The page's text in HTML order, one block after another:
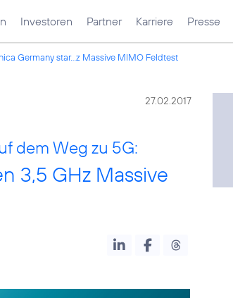
Investoren Partner Karriere Presse
Germany star...z Massive MIMO Feldtest
27.02.2017
dem Weg zu 5G:
3,5 GHz Massive